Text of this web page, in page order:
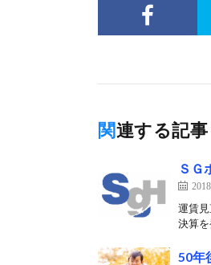
関連する記事
ＳＧ
運賃
決算
50年